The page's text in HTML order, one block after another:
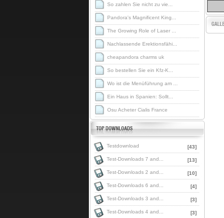
So zahlen Sie nicht zu vie...
Pandora's Magnificent King...
The Growing Role of Laser ...
Nachlassende Erektionsfähi...
cheapandora charms uk
So bestellen Sie ein Kfz-K...
Wo ist die Menüführung am ...
Ein Haus in Spanien: Sollt...
Osu Acheter Cialis France
Testdownload [43]
Test-Downloads 7 and... [13]
Test-Downloads 2 and... [10]
Test-Downloads 6 and... [4]
Test-Downloads 3 and... [3]
Test-Downloads 4 and... [3]